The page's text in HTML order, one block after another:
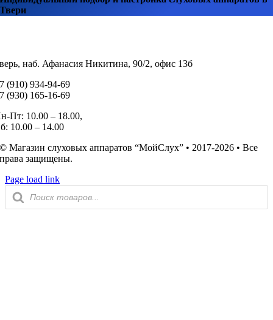
Твери
наб. Афанасия Никитина, 90/2, офис 13б
(910) 934-94-69
(930) 165-16-69
Пт: 10.00 – 18.00,
10.00 – 14.00
© Магазин слуховых аппаратов “МойСлух” • 2017-2026 • Все
права защищены.
Page load link
Поиск
товаров